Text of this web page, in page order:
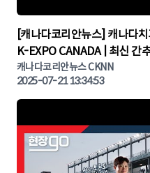
▶
[캐나다코리안뉴스] 캐나다
K-EXPO CANADA | 최신 간추
나다뉴스 | 토론토뉴스
캐나다코리안뉴스 CKNN
2025-07-21 13:34:53